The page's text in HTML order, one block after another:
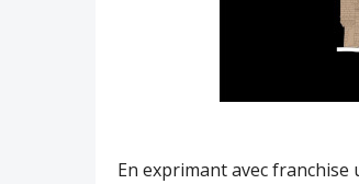
En exprimant avec franchise